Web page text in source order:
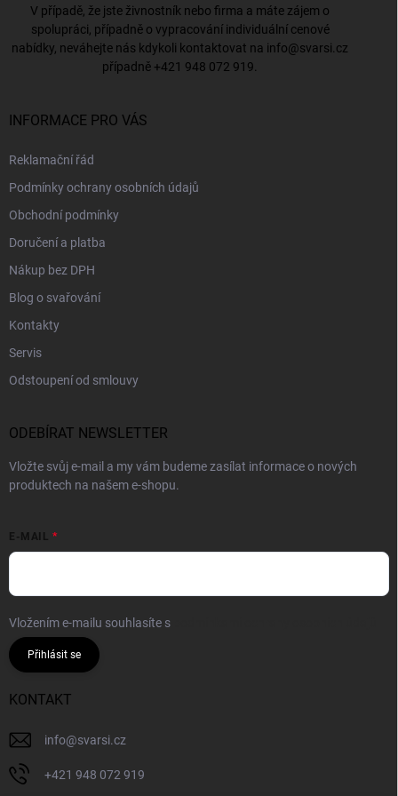
V případě, že jste živnostník nebo firma a máte zájem o
spolupráci, případně o vypracování individuální cenové
nabídky, neváhejte nás kdykoli kontaktovat na info@svarsi.cz
případně +421 948 072 919
INFORMACE PRO VÁS
Reklamační řád
Podmínky ochrany osobních údajů
Obchodní podmínky
Doručení a platba
Nákup bez DPH
Blog o svařování
Kontakty
Servis
Odstoupení od smlouvy
ODEBÍRAT NEWSLETTER
Vložte svůj e-mail a my vám budeme zasílat informace o nových
produktech na našem e-shopu.
E-MAIL
Vložením e-mailu souhlasíte s
Přihlásit se
KONTAKT
info@svarsi.cz
+421 948 072 919